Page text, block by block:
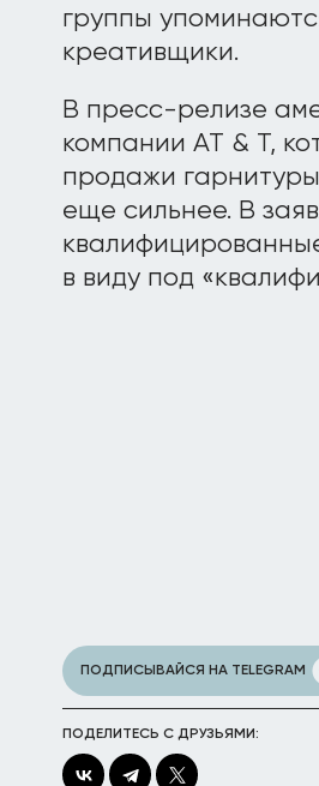
группы
креативщики.
В пресс-релизе
компании AT & T,
продажи
еще сильнее. В
в виду под
ПОДПИСЫВАЙСЯ НА TELEGRAM
ПОДЕЛИТЕСЬ С ДРУЗЬЯМИ: